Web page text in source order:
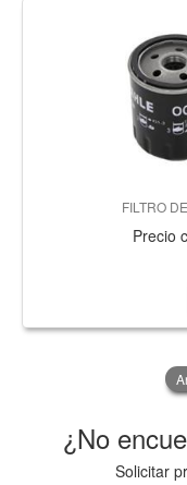
FILTRO
Precio
¿No
Solicitar